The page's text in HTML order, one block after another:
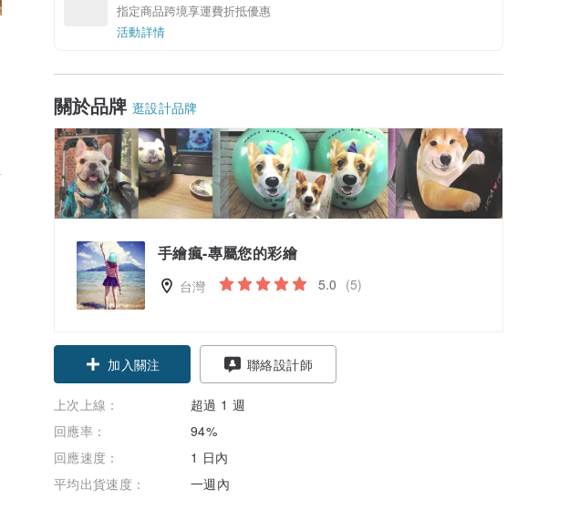
指定商品跨境享運費折抵優惠
活動詳情
關於品牌 逛設計品牌
手繪瘋-專屬您的彩繪
台灣 5.0 (5)
加入關注 聯絡設計師
上次上線：
超過 1 週
回應率：
94%
回應速度：
1 日內
平均出貨速度：
一週內